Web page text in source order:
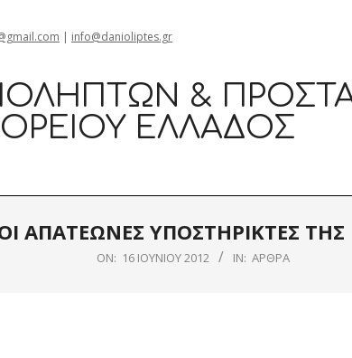
| info@danioliptes.gr
&
ΕΛΛΆΔΟΣ
ΑΠΑΤΕΩΝΕΣ ΥΠΟΣΤΗΡΙΚΤΕΣ
ON: 16 ΙΟΥΝΊΟΥ 2012 IN: ΆΡΘΡΑ